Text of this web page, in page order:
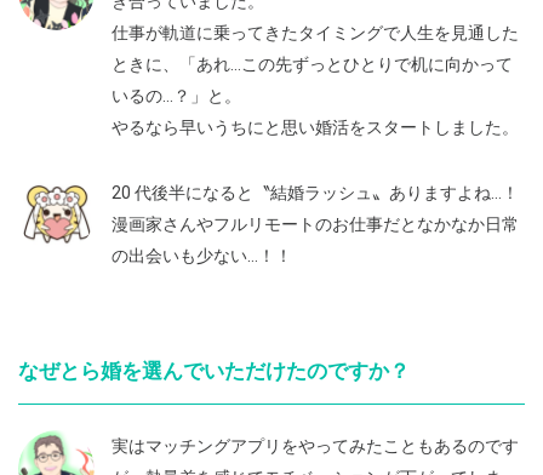
仕事が軌道に乗ってきたタイミングで人生を見通した
ときに、「あれ…この先ずっとひとりで机に向かって
いるの…？」と。
やるなら早いうちにと思い婚活をスタートしました。
20 代後半になると〝結婚ラッシュ〟ありますよね…！
漫画家さんやフルリモートのお仕事だとなかなか日常
の出会いも少ない…！！
なぜとら婚を選んでいただけたのですか？
実はマッチングアプリをやってみたこともあるのです